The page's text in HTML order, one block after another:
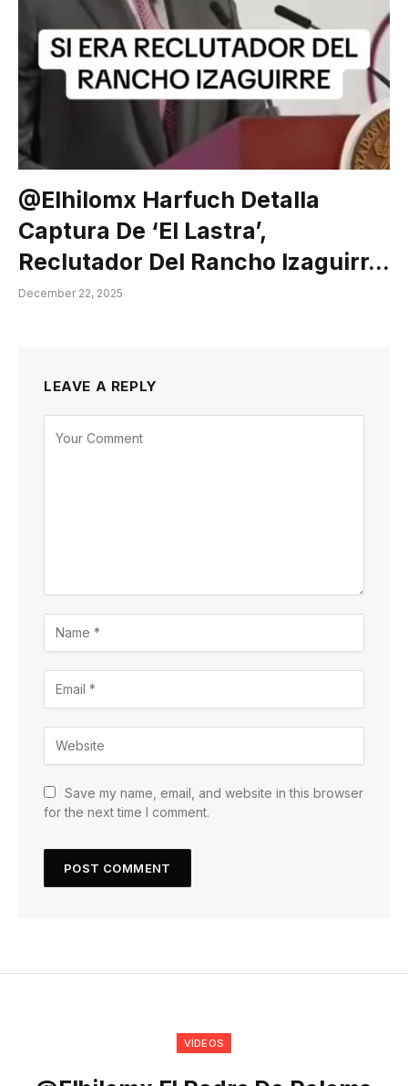
@elhilomx Harfuch Detalla
Captura De ‘El Lastra’,
Reclutador Del Rancho Izaguirr…
December 22, 2025
LEAVE A REPLY
Save my name, email, and website in this browser
for the next time I comment.
VÍDEOS